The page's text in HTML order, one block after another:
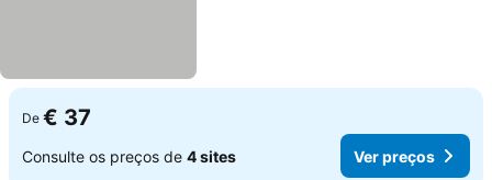
De € 37
Consulte os preços de 4 sites Ver preços